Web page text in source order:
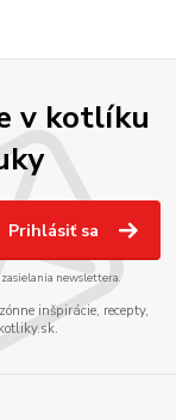
v kotlíku
Prihlásiť sa
zasielania newslettera.
inšpirácie, recepty,